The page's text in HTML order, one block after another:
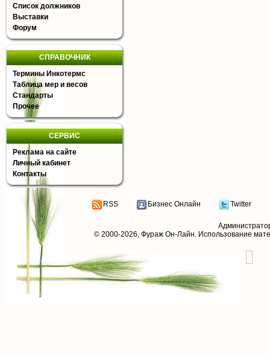
Список должников
Выставки
Форум
СПРАВОЧНИК
Термины Инкотермс
Таблица мер и весов
Стандарты
Прочее
СЕРВИС
Реклама на сайте
Личный кабинет
Контакты
RSS Бизнес Онлайн Twitter
© 2000-2026, Фураж Он-Лайн. Использование